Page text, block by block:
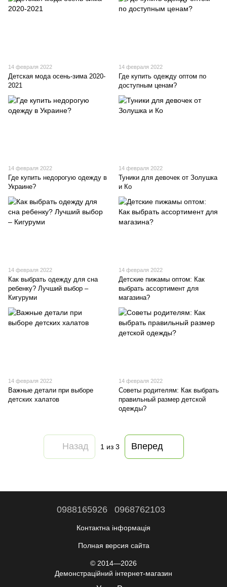
14 февраля 2022
Детская мода осень-зима 2020-
2021
14 февраля 2022
Где купить одежду оптом по
доступным ценам?
14 февраля 2022
Где купить недорогую одежду в
Украине?
14 февраля 2022
Туники для девочек от Золушка
и Ко
14 февраля 2022
Как выбрать одежду для сна
ребенку? Лучший выбор –
Кигуруми
14 февраля 2022
Детские пижамы оптом: Как
выбрать ассортимент для
магазина?
14 февраля 2022
Baжныe дeтaли пpи выбope
дeтcкиx xaлaтoв
14 февраля 2022
Советы родителям: Как выбрать
правильный размер детской
одежды?
Назад 1 из 3 Вперед
0988165926 0968762103
Контактна інформація
Полная версия сайта
© 2014—2026
Демонстраційний інтернет-магазин